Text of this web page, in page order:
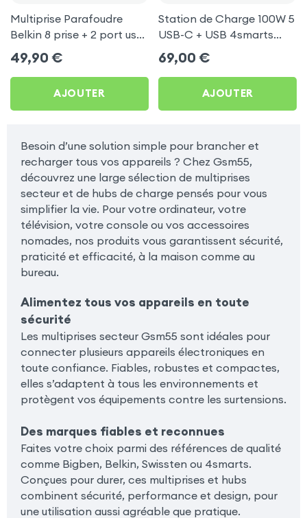
Multiprise Parafoudre
Belkin 8 prise + 2 port usb
2.4A, cable de 2 metre,
Bouton d'alimentation
49,90 €
AJOUTER
Station de Charge 100W 5
USB-C + USB 4smarts
pour Xiaomi Poco M6 4G
69,00 €
AJOUTER
Besoin d’une solution simple pour brancher et
recharger tous vos appareils ? Chez Gsm55,
découvrez une large sélection de multiprises
secteur et de hubs de charge pensés pour vous
simplifier la vie. Pour votre ordinateur, votre
télévision, votre console ou vos accessoires
nomades, nos produits vous garantissent sécurité,
praticité et efficacité, à la maison comme au
bureau.
Alimentez tous vos appareils en toute
sécurité
Les multiprises secteur Gsm55 sont idéales pour
connecter plusieurs appareils électroniques en
toute confiance. Fiables, robustes et compactes,
elles s’adaptent à tous les environnements et
protègent vos équipements contre les surtensions.
Des marques fiables et reconnues
Faites votre choix parmi des références de qualité
comme Bigben, Belkin, Swissten ou 4smarts.
Conçues pour durer, ces multiprises et hubs
combinent sécurité, performance et design, pour
une utilisation aussi agréable que pratique.